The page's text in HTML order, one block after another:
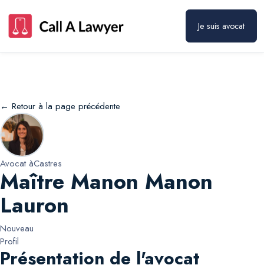
Je suis avocat
← Retour à la page précédente
Avocat àCastres
Maître Manon Manon
Lauron
Nouveau
Profil
Présentation de l'avocat